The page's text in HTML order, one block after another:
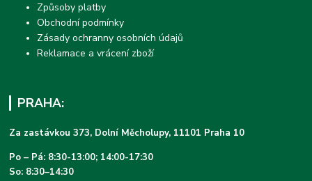
Způsoby platby
Obchodní podmínky
Zásady ochranny osobních údajů
Reklamace a vrácení zboží
PRAHA:
Za zastávkou 373, Dolní Měcholupy, 11101 Praha 10
Po – Pá: 8:30-13:00; 14:00-17:30
So: 8:30–14:30